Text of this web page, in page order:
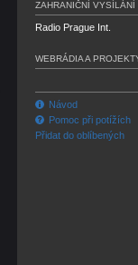
ZAHRANIČNÍ VYSÍLÁNÍ
Radio Prague Int.
WEBRÁDIA A
Návod
Pomoc při potížích
Přidat do oblíbených